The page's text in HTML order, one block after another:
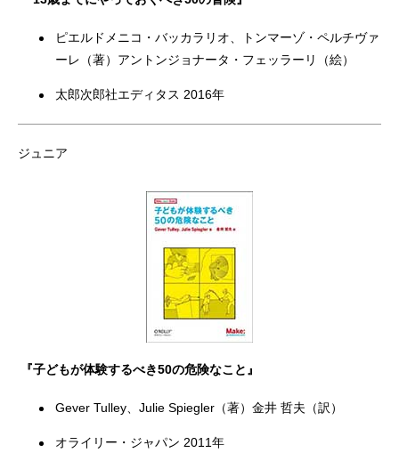
ピエルドメニコ・バッカラリオ、トンマーゾ・ペルチヴァ
ーレ（著）アントンジョナータ・フェッラーリ（絵）
太郎次郎社エディタス 2016年
ジュニア
『子どもが体験するべき50の危険なこと』
Gever Tulley、Julie Spiegler（著）金井 哲夫（訳）
オライリー・ジャパン 2011年